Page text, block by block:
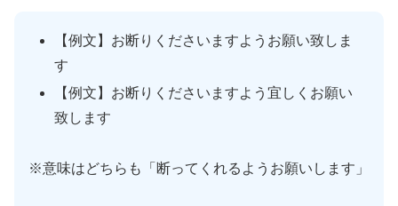
【例文】お断りくださいますようお願い致しま
す
【例文】お断りくださいますよう宜しくお願い
致します
※意味はどちらも「断ってくれるようお願いします」